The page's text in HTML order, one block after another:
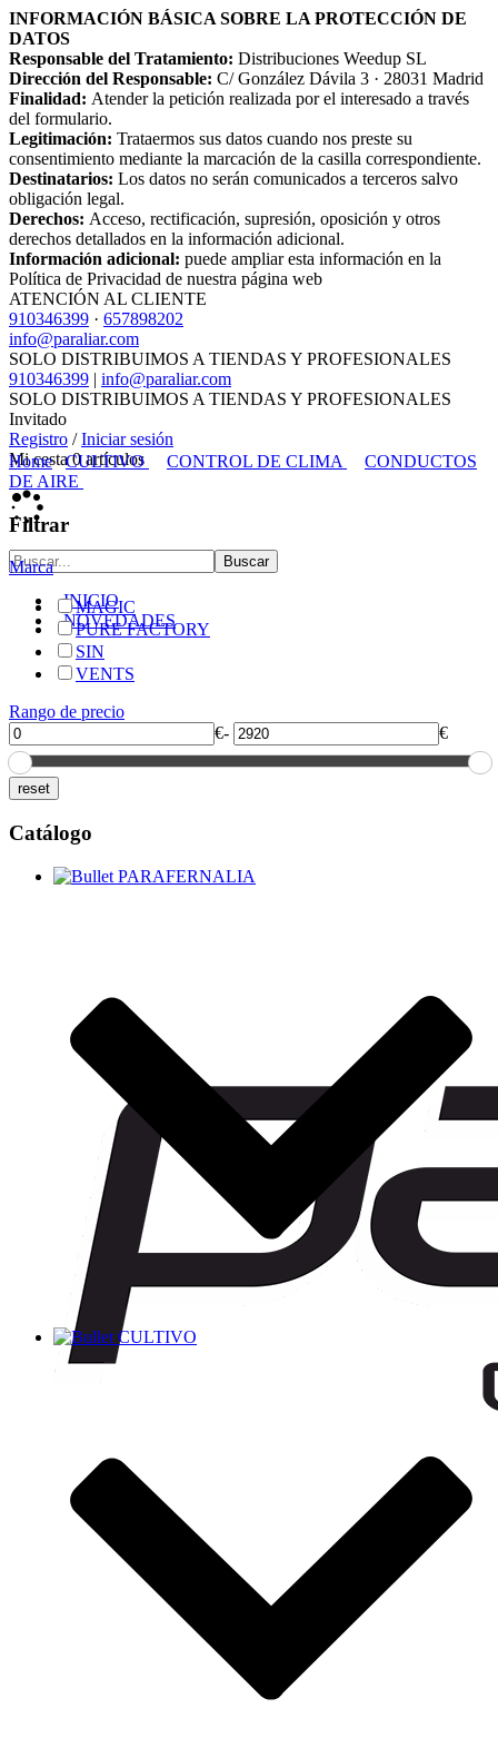
INFORMACIÓN BÁSICA SOBRE LA PROTECCIÓN DE
DATOS
Responsable del Tratamiento: Distribuciones Weedup SL
Dirección del Responsable: C/ González Dávila 3 · 28031 Madrid
Finalidad: Atender la petición realizada por el interesado a través
del formulario.
Legitimación: Trataermos sus datos cuando nos preste su
consentimiento mediante la marcación de la casilla correspondiente.
Destinatarios: Los datos no serán comunicados a terceros salvo
obligación legal.
Derechos: Acceso, rectificación, supresión, oposición y otros
derechos detallados en la información adicional.
Información adicional: puede ampliar esta información en la
Política de Privacidad de nuestra página web
ATENCIÓN AL CLIENTE
910346399 · 657898202
info@paraliar.com
SOLO DISTRIBUIMOS A TIENDAS Y PROFESIONALES
910346399 | info@paraliar.com
SOLO DISTRIBUIMOS A TIENDAS Y PROFESIONALES
Invitado
Registro /Iniciar sesión
Mi cesta0artículos
INICIO
NOVEDADES
Home CULTIVO CONTROL DE CLIMA
CONDUCTOS
DE AIRE
Filtrar
Marca
MAGIC
PURE FACTORY
SIN
VENTS
Rango de precio
€- €
Catálogo
PARAFERNALIA
CULTIVO